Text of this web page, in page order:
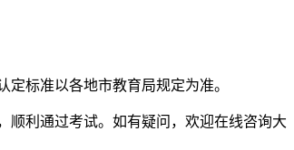
标准以各地市教育局规定为准。
顺利通过考试。如有疑问，欢迎在线咨询大